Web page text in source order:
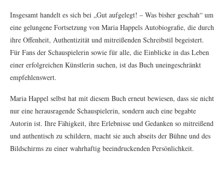
Insgesamt handelt es sich bei „Gut aufgelegt! – Was bisher geschah“ um
eine gelungene Fortsetzung von Maria Happels Autobiografie, die durch
ihre Offenheit, Authentizität und mitreißenden Schreibstil begeistert.
Für Fans der Schauspielerin sowie für alle, die Einblicke in das Leben
einer erfolgreichen Künstlerin suchen, ist das Buch uneingeschränkt
empfehlenswert.
Maria Happel selbst hat mit diesem Buch erneut bewiesen, dass sie nicht
nur eine herausragende Schauspielerin, sondern auch eine begabte
Autorin ist. Ihre Fähigkeit, ihre Erlebnisse und Gedanken so mitreißend
und authentisch zu schildern, macht sie auch abseits der Bühne und des
Bildschirms zu einer wahrhaftig beeindruckenden Persönlichkeit.